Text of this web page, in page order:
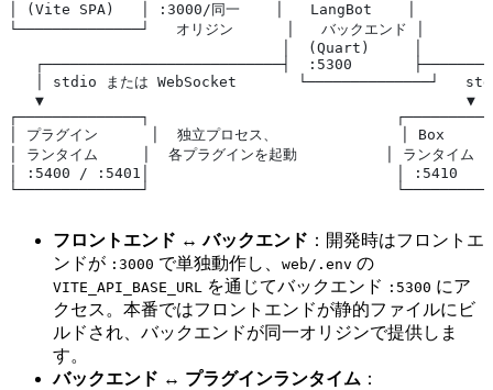
│ (Vite SPA)   │ :3000/同一    │   LangBot    │
└──────────────┘   オリジン      │   バックエンド │
                               │  (Quart)     │
┌───────────────────────────┤  :5300
│ stdio または WebSocket       └──────────────┘
   ▼                                                ▼
┌──────────────┐
│ プラグイン      │  独立プロセス、              │ Box
│ ランタイム     │  各プラグインを起動          │ ランタイ
│ :5400 / :5401│                            │ :5410
└──────────────┘
フロントエンド ↔ バックエンド ：開発時はフロントエ
ンドが :3000 で単独動作し、 web/.env の
VITE_API_BASE_URL を通じてバックエンド :5300 にア
クセス。本番ではフロントエンドが静的ファイルにビ
ルドされ、バックエンドが同一オリジンで提供しま
す。
バックエンド ↔ プラグインランタイム ：